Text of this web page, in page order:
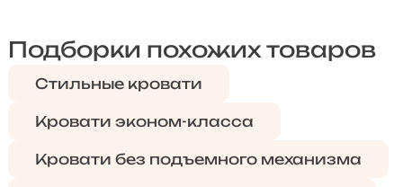
Подборки похожих товаров
Стильные кровати
Кровати эконом-класса
Кровати без подъемного механизма